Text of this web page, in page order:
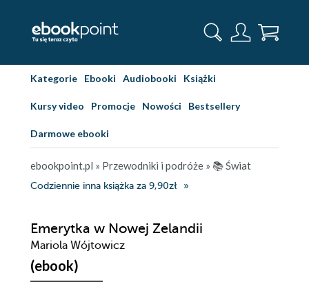
Kategorie Ebooki Audiobooki Książki
Kursy video Promocje Nowości Bestsellery
Darmowe ebooki
ebookpoint.pl » Przewodniki i podróże » 📚 Świat
Codziennie inna książka za 9,90zł
Emerytka w Nowej Zelandii
Mariola Wójtowicz
(ebook)